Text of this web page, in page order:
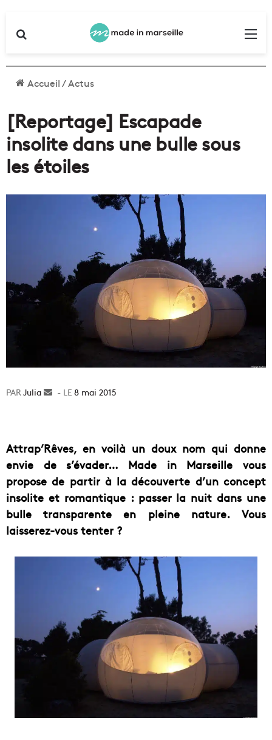
Accueil/Actus
[Reportage] Escapade
insolite dans une bulle sous
les étoiles
Julia
Envoyer8 mai 2015
Attrap’Rêves, en voilà un doux nom qui donne
envie de s’évader… Made in Marseille vous
propose de partir à la découverte d’un concept
insolite et romantique : passer la nuit dans une
bulle transparente en pleine nature.Vous
laisserez-vous tenter ?